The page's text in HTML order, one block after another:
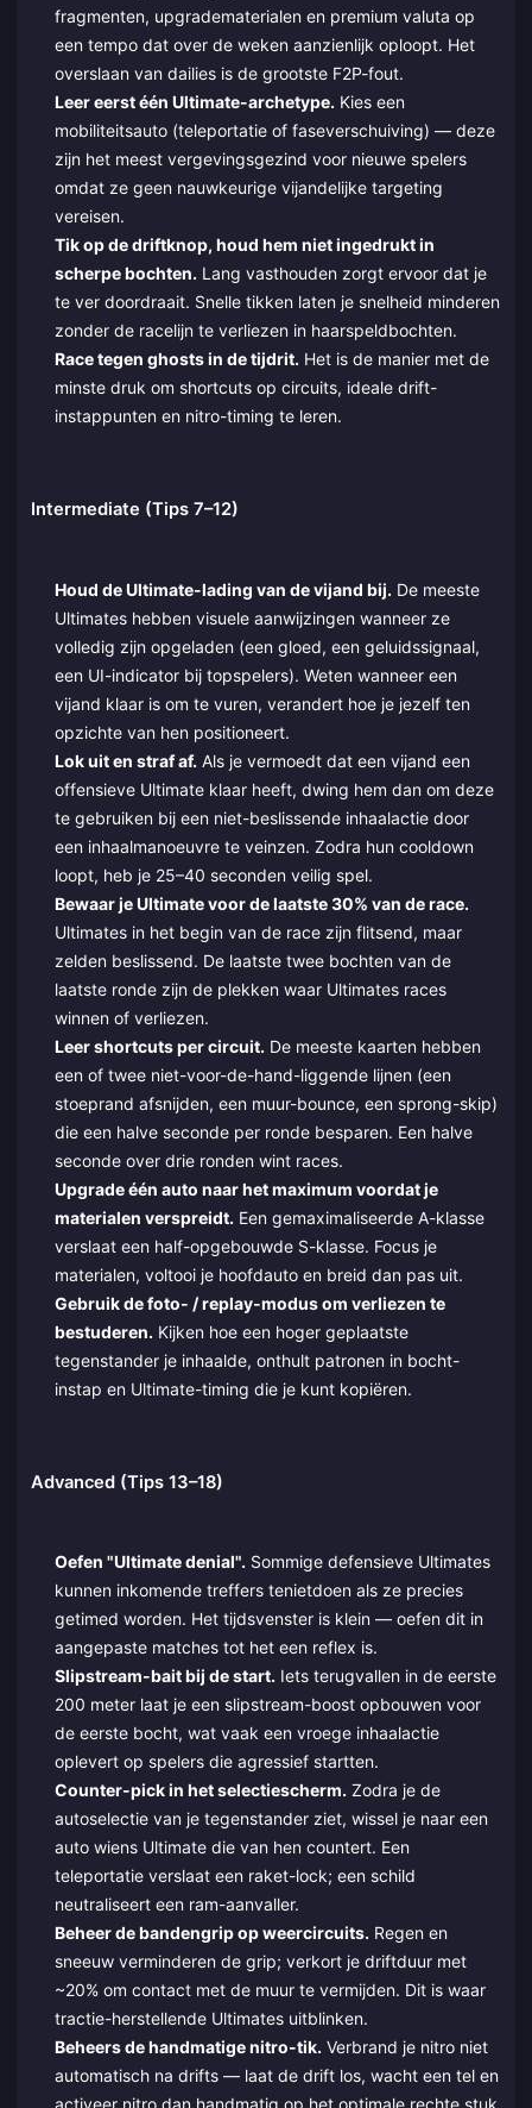
fragmenten, upgradematerialen en premium valuta op
een tempo dat over de weken aanzienlijk oploopt. Het
overslaan van dailies is de grootste F2P-fout.
Leer eerst één Ultimate-archetype. Kies een
mobiliteitsauto (teleportatie of faseverschuiving) — deze
zijn het meest vergevingsgezind voor nieuwe spelers
omdat ze geen nauwkeurige vijandelijke targeting
vereisen.
Tik op de driftknop, houd hem niet ingedrukt in
scherpe bochten. Lang vasthouden zorgt ervoor dat je
te ver doordraait. Snelle tikken laten je snelheid minderen
zonder de racelijn te verliezen in haarspeldbochten.
Race tegen ghosts in de tijdrit. Het is de manier met de
minste druk om shortcuts op circuits, ideale drift-
instappunten en nitro-timing te leren.
Intermediate (Tips 7–12)
Houd de Ultimate-lading van de vijand bij. De meeste
Ultimates hebben visuele aanwijzingen wanneer ze
volledig zijn opgeladen (een gloed, een geluidssignaal,
een UI-indicator bij topspelers). Weten wanneer een
vijand klaar is om te vuren, verandert hoe je jezelf ten
opzichte van hen positioneert.
Lok uit en straf af. Als je vermoedt dat een vijand een
offensieve Ultimate klaar heeft, dwing hem dan om deze
te gebruiken bij een niet-beslissende inhaalactie door
een inhaalmanoeuvre te veinzen. Zodra hun cooldown
loopt, heb je 25–40 seconden veilig spel.
Bewaar je Ultimate voor de laatste 30% van de race.
Ultimates in het begin van de race zijn flitsend, maar
zelden beslissend. De laatste twee bochten van de
laatste ronde zijn de plekken waar Ultimates races
winnen of verliezen.
Leer shortcuts per circuit. De meeste kaarten hebben
een of twee niet-voor-de-hand-liggende lijnen (een
stoeprand afsnijden, een muur-bounce, een sprong-skip)
die een halve seconde per ronde besparen. Een halve
seconde over drie ronden wint races.
Upgrade één auto naar het maximum voordat je
materialen verspreidt. Een gemaximaliseerde A-klasse
verslaat een half-opgebouwde S-klasse. Focus je
materialen, voltooi je hoofdauto en breid dan pas uit.
Gebruik de foto- / replay-modus om verliezen te
bestuderen. Kijken hoe een hoger geplaatste
tegenstander je inhaalde, onthult patronen in bocht-
instap en Ultimate-timing die je kunt kopiëren.
Advanced (Tips 13–18)
Oefen "Ultimate denial". Sommige defensieve Ultimates
kunnen inkomende treffers tenietdoen als ze precies
getimed worden. Het tijdsvenster is klein — oefen dit in
aangepaste matches tot het een reflex is.
Slipstream-bait bij de start. Iets terugvallen in de eerste
200 meter laat je een slipstream-boost opbouwen voor
de eerste bocht, wat vaak een vroege inhaalactie
oplevert op spelers die agressief startten.
Counter-pick in het selectiescherm. Zodra je de
autoselectie van je tegenstander ziet, wissel je naar een
auto wiens Ultimate die van hen countert. Een
teleportatie verslaat een raket-lock; een schild
neutraliseert een ram-aanvaller.
Beheer de bandengrip op weercircuits. Regen en
sneeuw verminderen de grip; verkort je driftduur met
~20% om contact met de muur te vermijden. Dit is waar
tractie-herstellende Ultimates uitblinken.
Beheers de handmatige nitro-tik. Verbrand je nitro niet
automatisch na drifts — laat de drift los, wacht een tel en